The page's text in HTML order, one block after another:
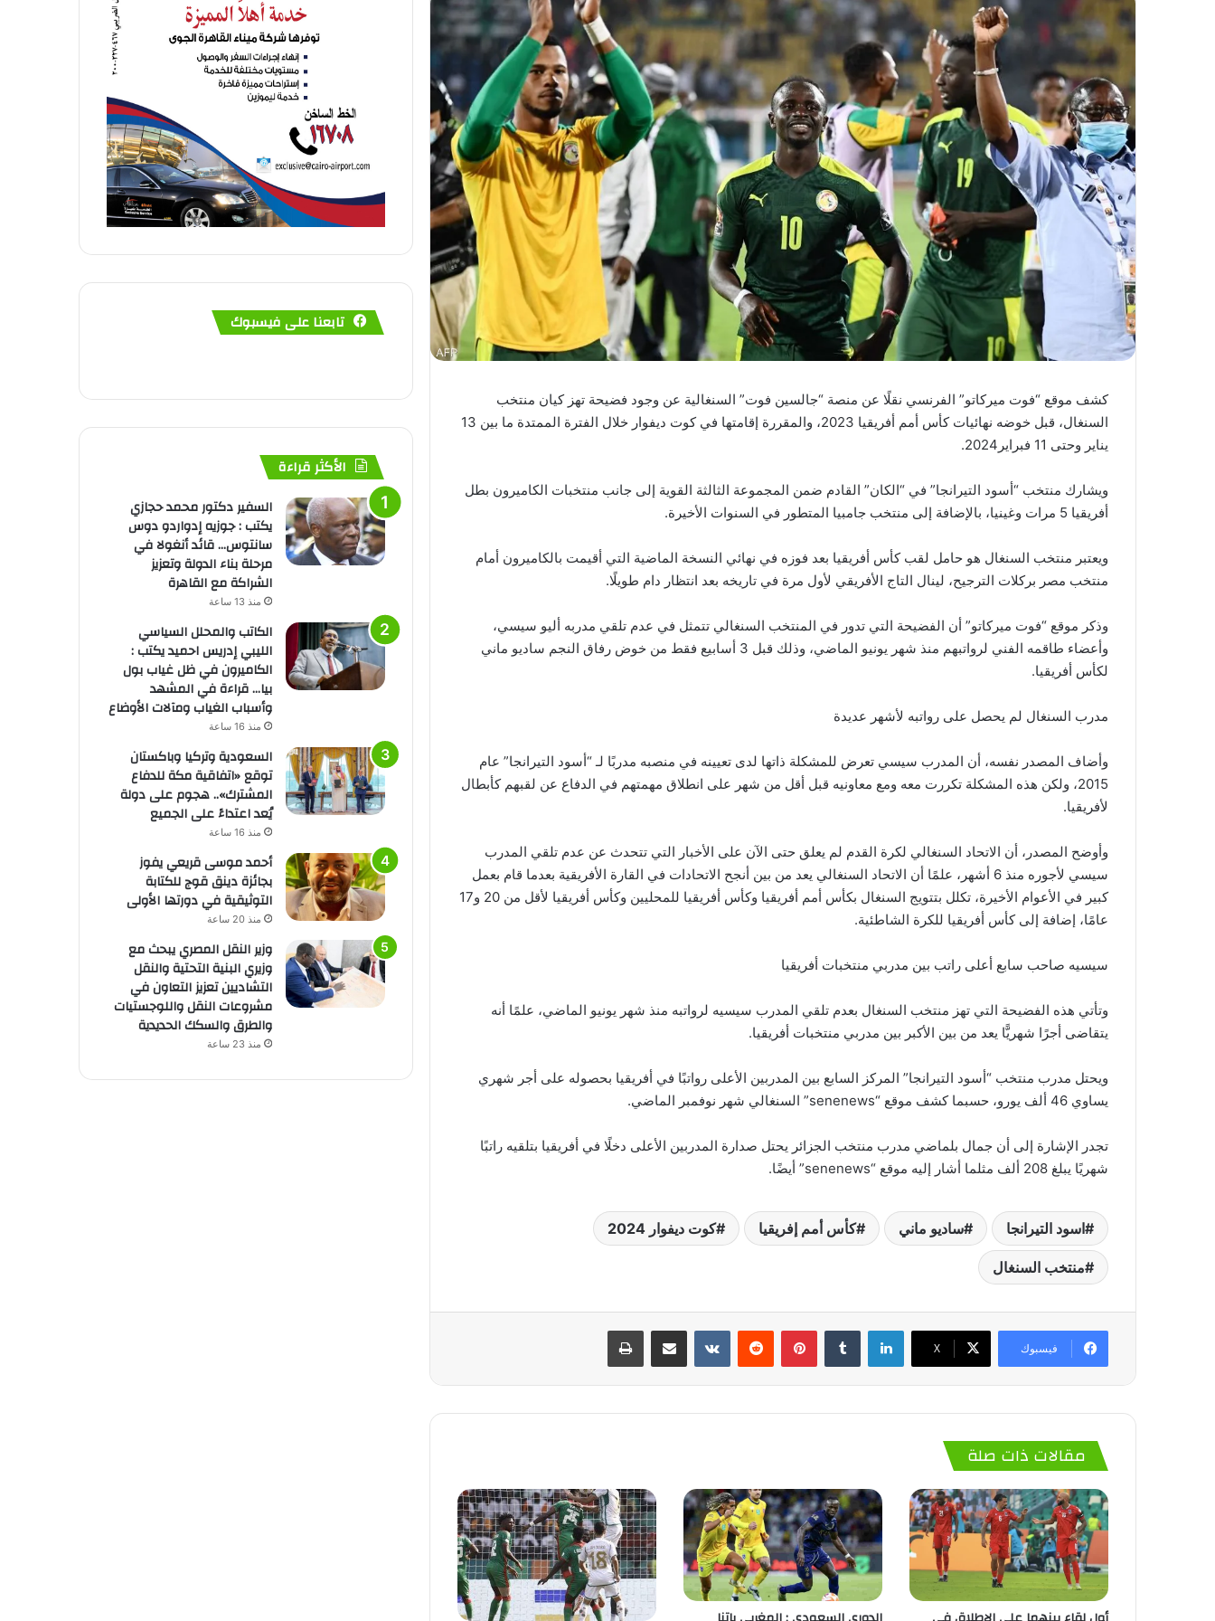
كشف موقع “فوت ميركاتو” الفرنسي نقلًا عن منصة “جالسين فوت” السنغالية عن وجود فضيحة تهز كيان منتخب
السنغال، قبل خوضه نهائيات كأس أمم أفريقيا 2023، والمقررة إقامتها في كوت ديفوار خلال الفترة الممتدة ما بين 13
يناير وحتى 11 فبراير2024.
ويشارك منتخب “أسود التيرانجا” في “الكان” القادم ضمن المجموعة الثالثة القوية إلى جانب منتخبات الكاميرون بطل
أفريقيا 5 مرات وغينيا، بالإضافة إلى منتخب جامبيا المتطور في السنوات الأخيرة.
ويعتبر منتخب السنغال هو حامل لقب كأس أفريقيا بعد فوزه في نهائي النسخة الماضية التي أقيمت بالكاميرون أمام
منتخب مصر بركلات الترجيح، لينال التاج الأفريقي لأول مرة في تاريخه بعد انتظار دام طويلًا.
وذكر موقع “فوت ميركاتو” أن الفضيحة التي تدور في المنتخب السنغالي تتمثل في عدم تلقي مدربه أليو سيسي،
وأعضاء طاقمه الفني لرواتبهم منذ شهر يونيو الماضي، وذلك قبل 3 أسابيع فقط من خوض رفاق النجم ساديو ماني
لكأس أفريقيا.
مدرب السنغال لم يحصل على رواتبه لأشهر عديدة
وأضاف المصدر نفسه، أن المدرب سيسي تعرض للمشكلة ذاتها لدى تعيينه في منصبه مدربًا لـ “أسود التيرانجا” عام
2015، ولكن هذه المشكلة تكررت معه ومع معاونيه قبل أقل من شهر على انطلاق مهمتهم في الدفاع عن لقبهم كأبطال
لأفريقيا.
وأوضح المصدر، أن الاتحاد السنغالي لكرة القدم لم يعلق حتى الآن على الأخبار التي تتحدث عن عدم تلقي المدرب
سيسي لأجوره منذ 6 أشهر، علمًا أن الاتحاد السنغالي يعد من بين أنجح الاتحادات في القارة الأفريقية بعدما قام بعمل
كبير في الأعوام الأخيرة، تكلل بتتويج السنغال بكأس أمم أفريقيا وكأس أفريقيا للمحليين وكأس أفريقيا لأقل من 20 و17
عامًا، إضافة إلى كأس أفريقيا للكرة الشاطئية.
سيسيه صاحب سابع أعلى راتب بين مدربي منتخبات أفريقيا
وتأتي هذه الفضيحة التي تهز منتخب السنغال بعدم تلقي المدرب سيسيه لرواتبه منذ شهر يونيو الماضي، علمًا أنه
يتقاضى أجرًا شهريًّا يعد من بين الأكبر بين مدربي منتخبات أفريقيا.
ويحتل مدرب منتخب “أسود التيرانجا” المركز السابع بين المدربين الأعلى رواتبًا في أفريقيا بحصوله على أجر شهري
يساوي 46 ألف يورو، حسبما كشف موقع “senenews” السنغالي شهر نوفمبر الماضي.
تجدر الإشارة إلى أن جمال بلماضي مدرب منتخب الجزائر يحتل صدارة المدربين الأعلى دخلًا في أفريقيا بتلقيه راتبًا
شهريًا يبلغ 208 ألف مثلما أشار إليه موقع “senenews” أيضًا.
اسود التيرانجا ساديو ماني كأس أمم إفريقيا كوت ديفوار 2024
منتخب السنغال
فيسبوك ‫X
لينكدإن بينتيريست
مقالات ذات صلة
تابعنا على فيسبوك
الأكثر قراءة
السفير دكتور محمد حجازي
يكتب : جوزيه إدواردو دوس
سانتوس… قائد أنغولا في
مرحلة بناء الدولة وتعزيز
الشراكة مع القاهرة
منذ 13 ساعة
الكاتب والمحلل السياسي
الليبي إدريس احميد يكتب :
الكاميرون في ظل غياب بول
بيا… قراءة في المشهد
وأسباب الغياب ومآلات الأوضاع
منذ 16 ساعة
السعودية وتركيا وباكستان
توقع «اتفاقية مكة للدفاع
المشترك».. هجوم على دولة
يُعد اعتداءً على الجميع
منذ 16 ساعة
أحمد موسى قريعي يفوز
بجائزة دينق قوج للكتابة
التوثيقية في دورتها الأولى
منذ 20 ساعة
وزير النقل المصري يبحث مع
وزيري البنية التحتية والنقل
التشاديين تعزيز التعاون في
مشروعات النقل واللوجستيات
والطرق والسكك الحديدية
منذ 23 ساعة